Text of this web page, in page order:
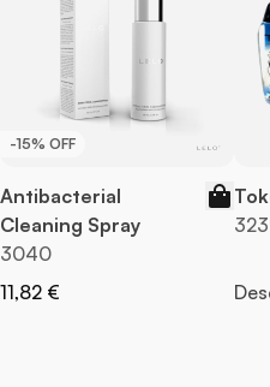
-15% OFF
Antibacterial
Cleaning Spray
3040
11,82 €